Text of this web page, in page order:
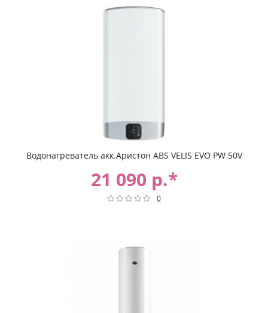
Водонагреватель акк.Аристон ABS VELIS EVO PW 50V
21 090 р.*
0